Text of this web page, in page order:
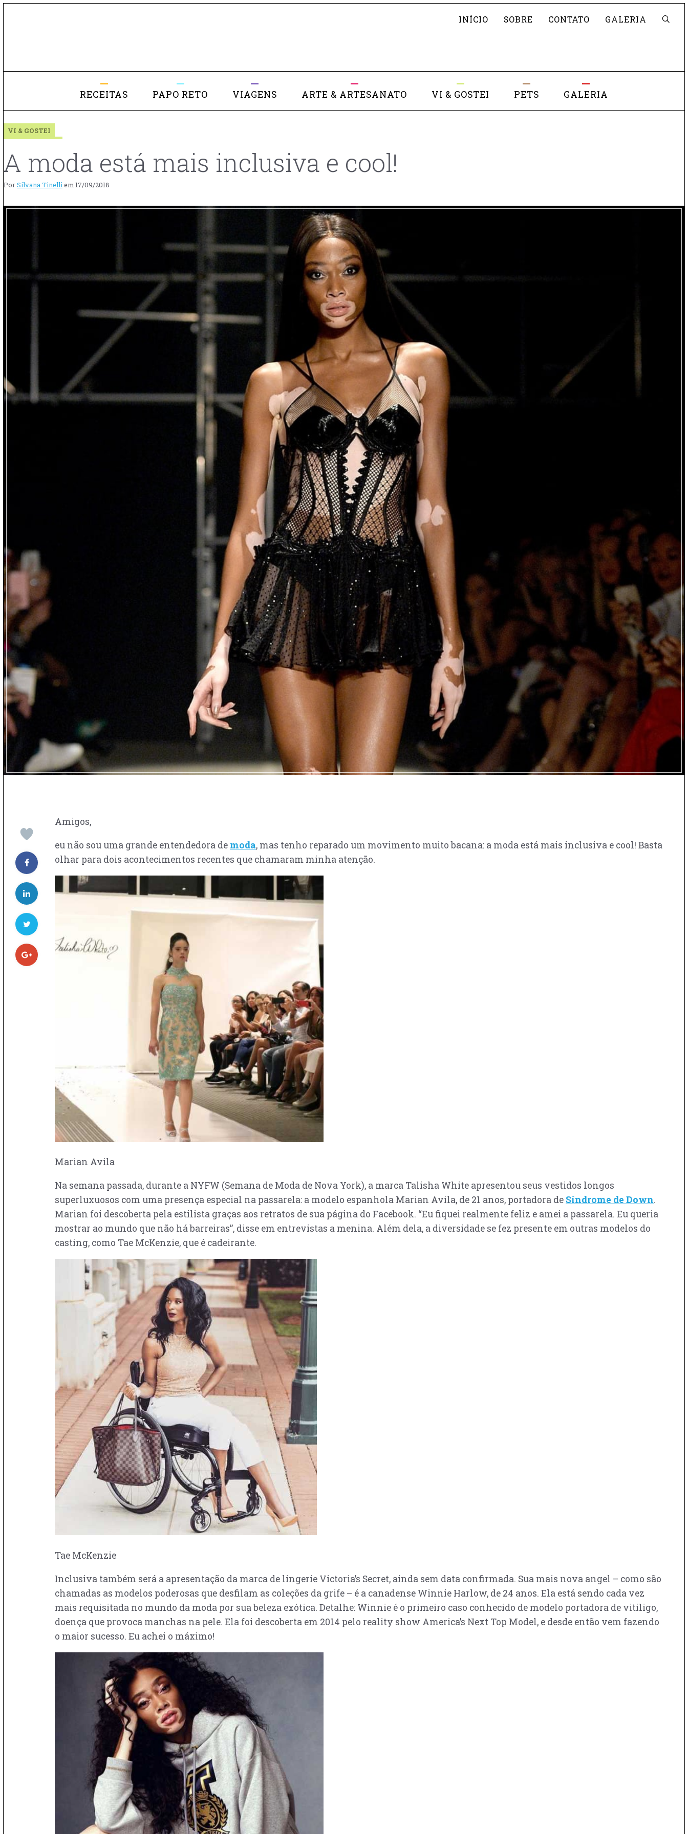
Pesquisar
INÍCIO
SOBRE CONTATO GALERIA
RECEITAS PAPO RETO VIAGENS ARTE & ARTESANATO VI & GOSTEI PETS GALERIA
VI & GOSTEI
A moda está mais inclusiva e cool!
PorSilvana Tinelli em 17/09/2018
Amigos,
eu não sou uma grande entendedora de moda, mas tenho reparado um movimento muito bacana: a moda está mais inclusiva e cool! Basta
olhar para dois acontecimentos recentes que chamaram minha atenção.
Marian Avila
Na semana passada, durante a NYFW (Semana de Moda de Nova York), a marca Talisha White apresentou seus vestidos longos
superluxuosos com uma presença especial na passarela: a modelo espanhola Marian Avila, de 21 anos, portadora de Síndrome de Down.
Marian foi descoberta pela estilista graças aos retratos de sua página do Facebook. “Eu fiquei realmente feliz e amei a passarela. Eu queria
mostrar ao mundo que não há barreiras”, disse em entrevistas a menina. Além dela, a diversidade se fez presente em outras modelos do
casting, como Tae McKenzie, que é cadeirante.
Tae McKenzie
Inclusiva também será a apresentação da marca de lingerie Victoria’s Secret, ainda sem data confirmada. Sua mais nova angel – como são
chamadas as modelos poderosas que desfilam as coleções da grife – é a canadense Winnie Harlow, de 24 anos. Ela está sendo cada vez
mais requisitada no mundo da moda por sua beleza exótica. Detalhe: Winnie é o primeiro caso conhecido de modelo portadora de vitiligo,
doença que provoca manchas na pele. Ela foi descoberta em 2014 pelo reality show America’s Next Top Model, e desde então vem fazendo
o maior sucesso. Eu achei o máximo!